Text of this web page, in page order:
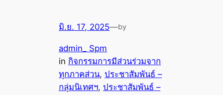
มิ.ย. 17, 2025—by
admin_ Spm
in กิจกรรมการมีส่วนร่วมจาก
ทุกภาคส่วน, ประชาสัมพันธ์ –
กลุ่มนิเทศฯ, ประชาสัมพันธ์ –